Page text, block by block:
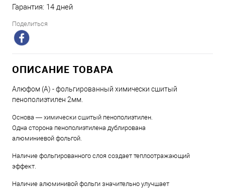
Гарантия: 14 дней
Поделиться
ОПИСАНИЕ ТОВАРА
Алюфом (А) - фольгированный химически сшитый
пенополиэтилен 2мм.
Основа — химически сшитый пенополиэтилен.
Одна сторона пенополиэтилена дублирована
алюминиевой фольгой.
Наличие фольгированного слоя создает теплоотражающий
эффект.
Наличие алюминивой фольги значительно улучшает